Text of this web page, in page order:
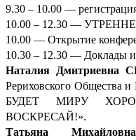
9.30 – 10.00 —
10.00 – 12.30 —
10.00 — Открытие
10.30 – 12.30 — Доклады
Наталия Дмитриевна
Рериховского Общества
БУДЕТ МИРУ
ВОСКРЕСАЙ!».
Татьяна